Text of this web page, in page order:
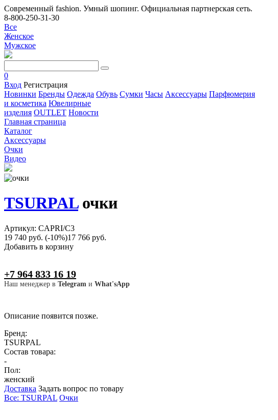
Современный fashion. Умный шопинг. Официальная партнерская сеть.
8-800-250-31-30
Все
Женское
Мужское
0
Вход Регистрация
Новинки Бренды Одежда Обувь Сумки Часы Аксессуары Парфюмерия
и косметика Ювелирные
изделия OUTLET Новости
Главная страница
Каталог
Аксессуары
Очки
Видео
TSURPALочки
Артикул: CAPRI/C3
19 740 руб. (-10%)17 766 руб.
Добавить в корзину
+7 964 833 16 19
Наш менеджер в Telegram и What'sApp
Описание появится позже.
Бренд:
TSURPAL
Состав товара:
-
Пол:
женский
Доставка Задать вопрос по товару
Все: TSURPAL Очки